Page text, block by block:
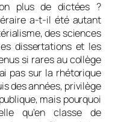
plus de dictées ?
a-t-il été autant
des sciences
dissertations et les
si rares au collège
pas sur la rhétorique
des années, privilège
mais pourquoi
qu’en classe de